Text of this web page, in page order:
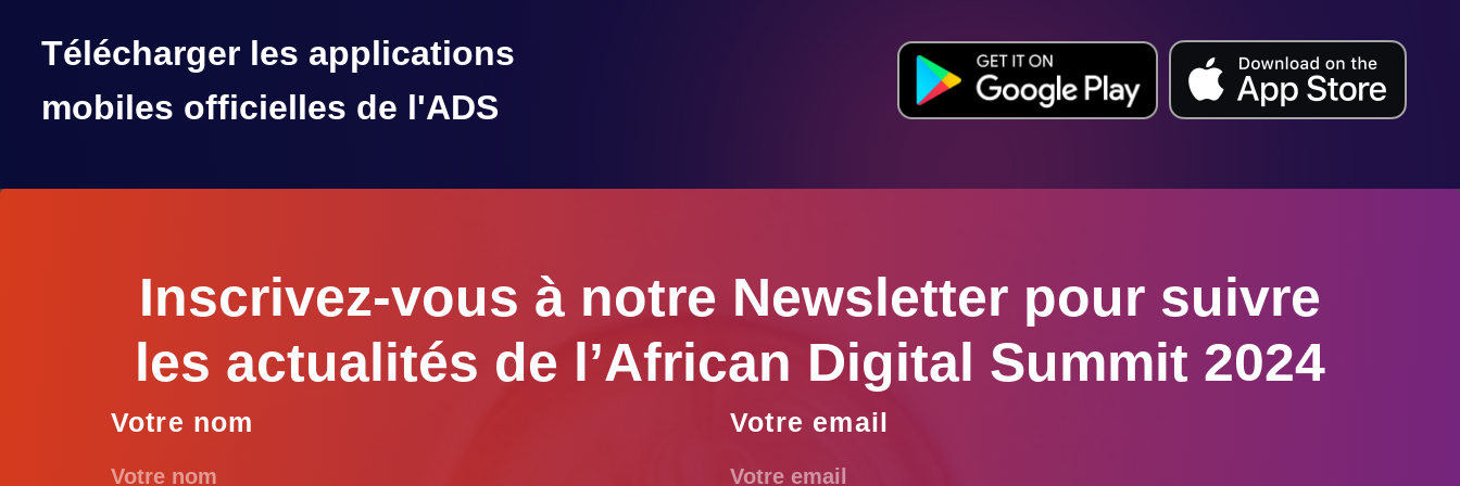
Inscrivez-vous à notre Newsletter pour suivre
Votre nom Votre email
En acceptant, vous acceptez de recevoir des communications marketing de l’African Digital Summit, y compris des promotions, des
actualités et des invitations.
S'inscrire à la Newsletter